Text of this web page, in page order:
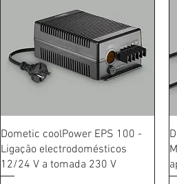
Schnellansicht
Dometic coolPower EPS 100 -
Ligação electrodomésticos
12/24 V a tomada 230 V